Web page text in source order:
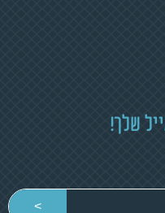
שלך!
>